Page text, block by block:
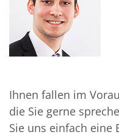
Ihnen fallen im
die Sie gerne
Sie uns einfach eine